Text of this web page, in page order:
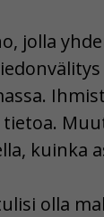
jolla
kuinka
olla